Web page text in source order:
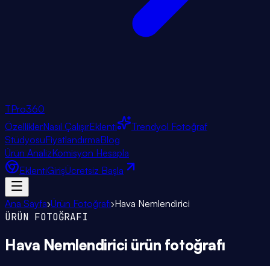
TPro360
ÖzelliklerNasıl ÇalışırEklenti
Trendyol Fotoğraf
StüdyosuFiyatlandırmaBlog
Ürün AnalizKomisyon Hesapla
EklentiGirişÜcretsiz Başla
Ana Sayfa›Ürün Fotoğrafı›Hava Nemlendirici
ÜRÜN FOTOĞRAFI
Hava Nemlendirici ürün fotoğrafı